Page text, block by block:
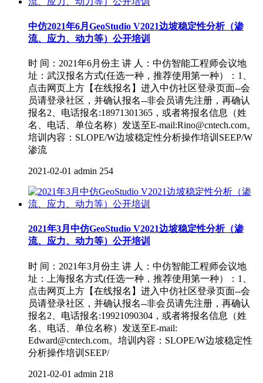
中仿2021年6月GeoStudio V2021边坡稳定性分析（渗
流、应力、动力等）公开培训
时 间：2021年6月份主 讲 人：中仿智能工程师会议地
址：武汉报名方式(任选一种，推荐使用第一种）：1、
点击网页上方【在线报名】进入中仿社区登录页面--会
员请登录社区，并确认报名--非会员请先注册，再确认
报名2、电话报名:18971301365，或者将报名信息（姓
名、电话、单位名称）发送至E-mail:Rino@cntech.com。
培训内容：SLOPE/W边坡稳定性分析操作培训SEEP/W
渗流
2021-02-01 admin 254
2021年3月中仿GeoStudio V2021边坡稳定性分析（渗
流、应力、动力等）公开培训
时 间：2021年3月份主 讲 人：中仿智能工程师会议地
址：上海报名方式(任选一种，推荐使用第一种）：1、
点击网页上方【在线报名】进入中仿社区登录页面--会
员请登录社区，并确认报名--非会员请先注册，再确认
报名2、电话报名:19921090304，或者将报名信息（姓
名、电话、单位名称）发送至E-mail:
Edward@cntech.com。培训内容：SLOPE/W边坡稳定性
分析操作培训SEEP/
2021-02-01 admin 218